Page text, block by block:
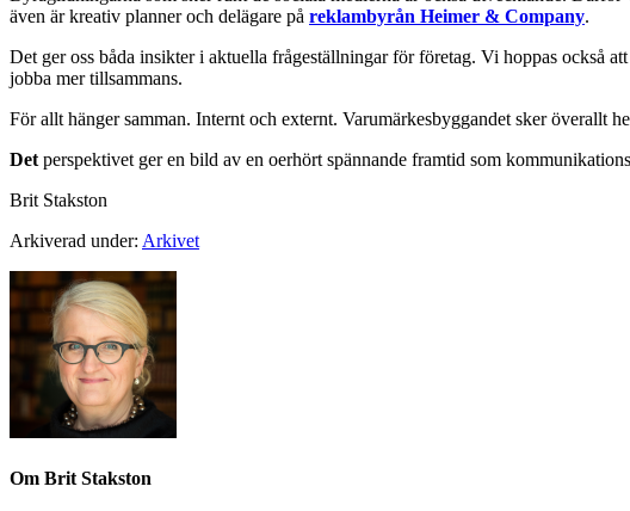
även är kreativ planner och delägare på reklambyrån Heimer & Company.
Det ger oss båda insikter i aktuella frågeställningar för företag. Vi hoppas också
jobba mer tillsammans.
För allt hänger samman. Internt och externt. Varumärkesbyggandet sker överallt
Det perspektivet ger en bild av en oerhört spännande framtid som
Brit Stakston
Arkiverad under: Arkivet
Om Brit Stakston